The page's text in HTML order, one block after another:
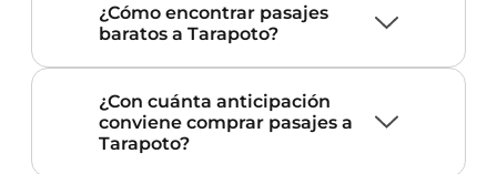
¿Cómo encontrar pasajes
baratos a Tarapoto?
¿Con cuánta anticipación
conviene comprar pasajes a
Tarapoto?